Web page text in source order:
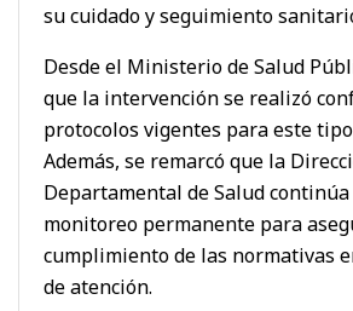
su cuidado y seguimiento
Desde el Ministerio de Salud
que la intervención se realizó
protocolos vigentes para este tipo
Además, se remarcó que la
Departamental de Salud
monitoreo permanente para
cumplimiento de las normativas
de atención.